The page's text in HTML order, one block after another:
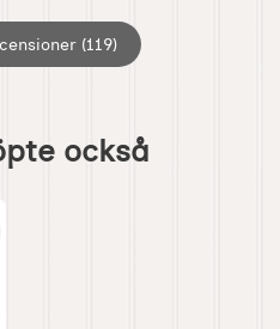
(119)
också
julbonad Jenny Nyström